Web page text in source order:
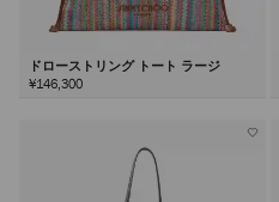
ドローストリング トート ラージ
¥146,300